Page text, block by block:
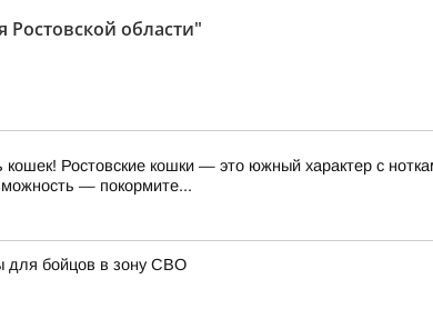
области"
Ростовские кошки — это южный характер с
— покормите...
для бойцов в зону СВО